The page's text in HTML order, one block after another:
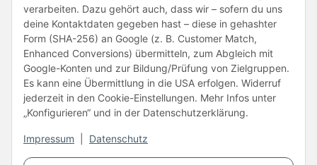
verarbeiten. Dazu gehört auch, dass wir – sofern du uns
deine Kontaktdaten gegeben hast – diese in gehashter
Form (SHA-256) an Google (z. B. Customer Match,
Enhanced Conversions) übermitteln, zum Abgleich mit
Google-Konten und zur Bildung/Prüfung von Zielgruppen.
Es kann eine Übermittlung in die USA erfolgen. Widerruf
jederzeit in den Cookie-Einstellungen. Mehr Infos unter
„Konfigurieren“ und in der Datenschutzerklärung.
Impressum Datenschutz
Unsere Partner
Vertrag widerrufen